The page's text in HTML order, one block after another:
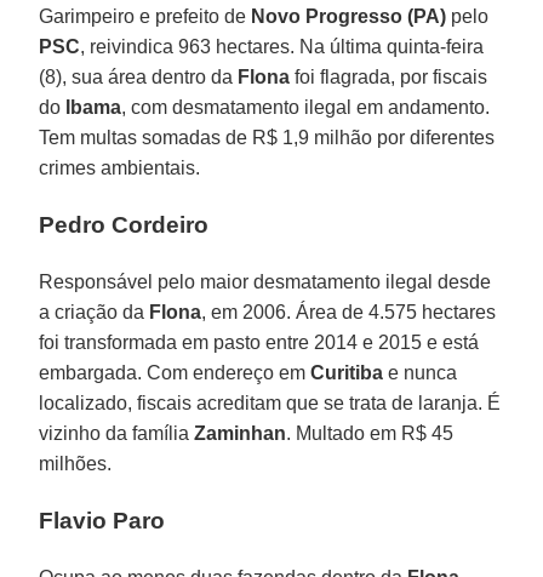
Garimpeiro e prefeito de Novo Progresso (PA) pelo
PSC, reivindica 963 hectares. Na última quinta-feira
(8), sua área dentro da Flona foi flagrada, por fiscais
do
Ibama, com desmatamento ilegal em andamento.
Tem multas somadas de R$ 1,9 milhão por diferentes
crimes ambientais.
Pedro Cordeiro
Responsável pelo maior desmatamento ilegal desde
a criação da Flona, em 2006. Área de 4.575 hectares
foi transformada em pasto entre 2014 e 2015 e está
embargada. Com endereço emCuritiba e nunca
localizado, fiscais acreditam que se trata de laranja. É
vizinho da famíliaZaminhan. Multado em R$ 45
milhões.
Flavio Paro